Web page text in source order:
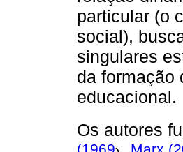
particular (o
social),
singulares
da formação
educacional.
Os autores
(1969 Marx